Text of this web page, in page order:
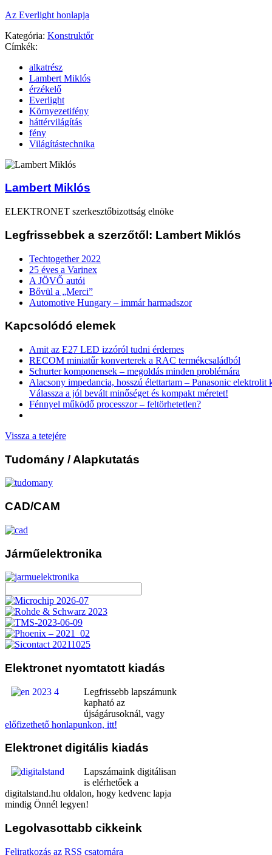
Az Everlight honlapja
Kategória: Konstruktőr
Címkék:
alkatrész
Lambert Miklós
érzékelő
Everlight
Környezetifény
háttérvilágítás
fény
Világítástechnika
Lambert Miklós
ELEKTRONET szerkesztőbizottság elnöke
Legfrissebbek a szerzőtől: Lambert Miklós
Techtogether 2022
25 éves a Varinex
A JÖVŐ autói
Bővül a „Merci”
Automotive Hungary – immár harmadszor
Kapcsolódó elemek
Amit az E27 LED izzóról tudni érdemes
RECOM miniatűr konverterek a RAC termékcsaládból
Schurter komponensek – megoldás minden problémára
Alacsony impedancia, hosszú élettartam – Panasonic elektrolit
Válassza a jól bevált minőséget és kompakt méretet!
Fénnyel működő processzor – feltörhetetlen?
Vissza a tetejére
Tudomány / Alapkutatás
CAD/CAM
Járműelektronika
Elektronet nyomtatott kiadás
Legfrissebb lapszámunk
kapható az
újságárusoknál, vagy
előfizethető honlapunkon, itt!
Elektronet digitális kiadás
Lapszámaink digitálisan
is elérhetőek a
digitalstand.hu oldalon, hogy kedvenc lapja
mindig Önnél legyen!
Legolvasottabb cikkeink
Feliratkozás az RSS csatornára